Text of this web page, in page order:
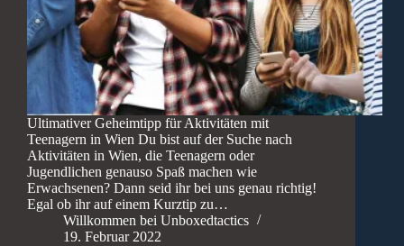
Ultimativer Geheimtipp für Aktivitäten mit
Teenagern in Wien Du bist auf der Suche nach
Aktivitäten in Wien, die Teenagern oder
Jugendlichen genauso Spaß machen wie
Erwachsenen? Dann seid ihr bei uns genau richtig!
Egal ob ihr auf einem Kurztip zu…
Willkommen bei Unboxedtactics
19. Februar 2022